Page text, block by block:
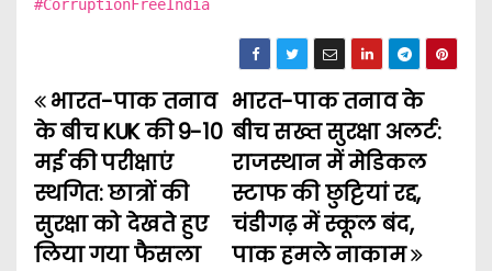
#CorruptionFreeIndia
P
o
s
t
भारत-पाक तनाव के
बीच सख्त सुरक्षा अलर्ट:
राजस्थान में मेडिकल
स्टाफ की छुट्टियां रद्द,
चंडीगढ़ में स्कूल बंद,
पाक हमले नाकाम
भारत-पाक तनाव
के बीच KUK की 9-10
मई की परीक्षाएं
स्थगित: छात्रों की
सुरक्षा को देखते हुए
लिया गया फैसला